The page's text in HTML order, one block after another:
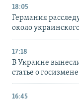
18:05
Германия
около
17:18
В Украине
статье о
16:45